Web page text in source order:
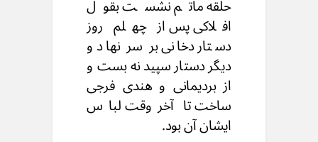
حلقه ماتم نشست بقول
افلاکی پس از چهلم روز
دستار دخانی بر سر نهاد و
دیگر دستار سپید نه بست و
از بردیمانی و هندی فرجی
ساخت تا آخروقت لباس
ایشان آن بود.